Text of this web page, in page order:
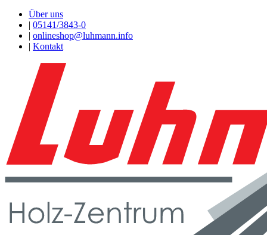
Über uns
| 05141/3843-0
| onlineshop@luhmann.info
| Kontakt